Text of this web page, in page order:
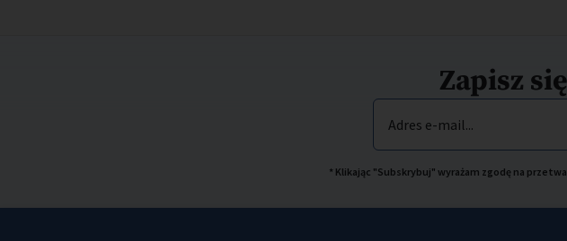
Zapisz
Adres e-mail...
* Klikając "Subskrybuj" wyrażam zgodę na